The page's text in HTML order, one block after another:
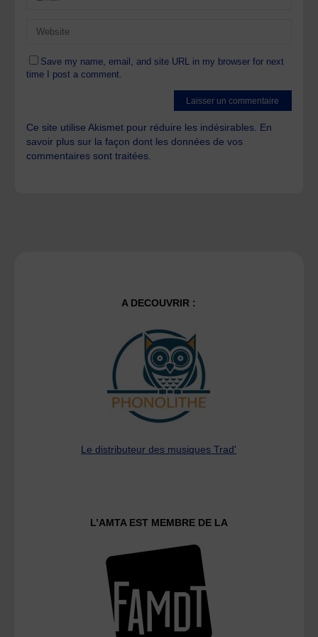
Save my name, email, and site URL in my browser for next
time I post a comment.
Ce site utilise Akismet pour réduire les indésirables. En
savoir plus sur la façon dont les données de vos
commentaires sont traitées
A DECOUVRIR :
Le distributeur des musiques Trad'
L’AMTA EST MEMBRE DE LA